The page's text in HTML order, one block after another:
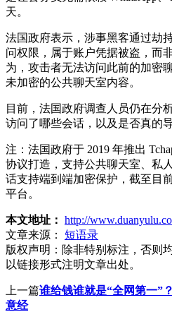
天。
法国政府表示，涉事黑客通过劫
问权限，属于账户凭据被盗，而
为，攻击者无法访问此前的加密
未加密的公共聊天室内容。
目前，法国政府调查人员仍在分
访问了哪些会话，以及是否真的
注：法国政府于 2019 年推出
协议打造，支持公共聊天室、私
话支持端到端加密保护，截至目
平台。
本文地址： http://
文章来源：
短语录
版权声明： 除非特别标注，否则
以链接形式注明文章出处。
上一篇谁给钱谁就是“全网第一”
意经